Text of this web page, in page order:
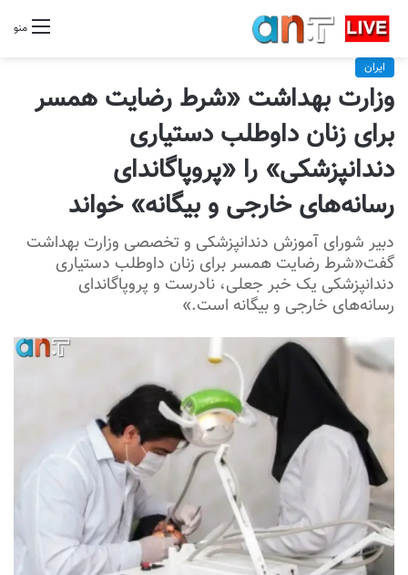
منو
ایران
وزارت بهداشت «شرط رضایت همسر
برای زنان داوطلب دستیاری
دندانپزشکی» را «پروپاگاندای
رسانه‌های خارجی و بیگانه» خواند
دبیر شورای آموزش دندانپزشکی و تخصصی وزارت بهداشت
گفت«شرط رضایت همسر برای زنان داوطلب دستیاری
دندانپزشکی یک خبر جعلی، نادرست و پروپاگاندای
رسانه‌های خارجی و بیگانه است.»